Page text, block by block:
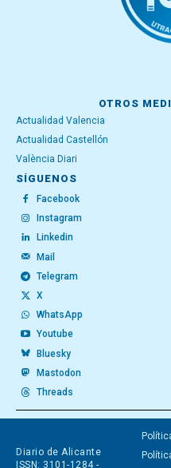
OTROS
Actualidad Valencia
Actualidad Castellón
València Diari
SÍGUENOS
Facebook
Instagram
Linkedin
Mail
Telegram
X
WhatsApp
Youtube
Bluesky
Mastodon
Threads
Diario de Alicante
ISSN: 3101-1284 -